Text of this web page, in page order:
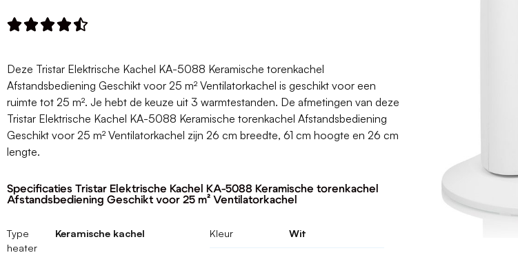

Deze Tristar Elektrische Kachel KA-5088 Keramische torenkachel
Afstandsbediening Geschikt voor 25 m² Ventilatorkachel is geschikt voor een
ruimte tot 25 m². Je hebt de keuze uit 3 warmtestanden. De afmetingen van deze
Tristar Elektrische Kachel KA-5088 Keramische torenkachel Afstandsbediening
Geschikt voor 25 m² Ventilatorkachel zijn 26 cm breedte, 61 cm hoogte en 26 cm
lengte.
Specificaties Tristar Elektrische Kachel KA-5088 Keramische torenkachel
Afstandsbediening Geschikt voor 25 m² Ventilatorkachel
Type
heater
Keramische kachel Kleur Wit